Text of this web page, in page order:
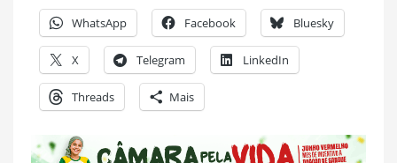
WhatsApp Facebook Bluesky
X Telegram LinkedIn
Threads Mais